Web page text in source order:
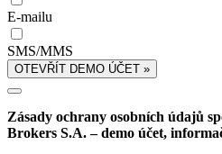
E-mailu
SMS/MMS
OTEVŘÍT DEMO ÚČET »
Zásady ochrany osobních údajů
Brokers S.A. – demo účet,